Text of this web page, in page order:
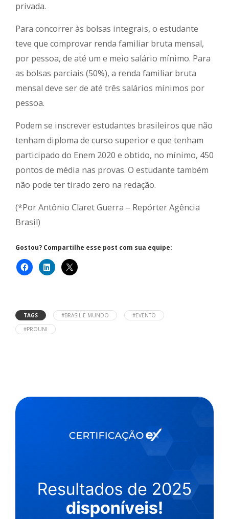
privada.
Para concorrer às bolsas integrais, o estudante
teve que comprovar renda familiar bruta mensal,
por pessoa, de até um e meio salário mínimo. Para
as bolsas parciais (50%), a renda familiar bruta
mensal deve ser de até três salários mínimos por
pessoa.
Podem se inscrever estudantes brasileiros que não
tenham diploma de curso superior e que tenham
participado do Enem 2020 e obtido, no mínimo, 450
pontos de média nas provas. O estudante também
não pode ter tirado zero na redação.
(*Por Antônio Claret Guerra – Repórter Agência
Brasil)
Gostou? Compartilhe esse post com sua equipe:
TAGS #BRASIL E MUNDO
#EVENTO
#PROUNI